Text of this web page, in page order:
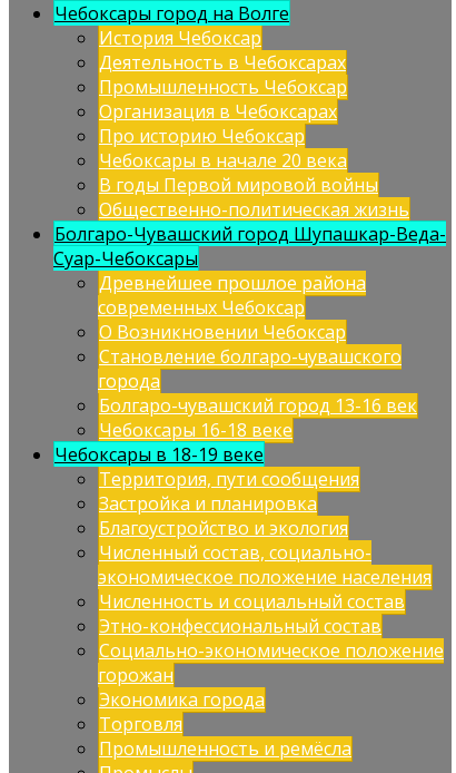
Чебоксары город на Волге
История Чебоксар
Деятельность в Чебоксарах
Промышленность Чебоксар
Организация в Чебоксарах
Про историю Чебоксар
Чебоксары в начале 20 века
В годы Первой мировой войны
Общественно-политическая жизнь
Болгаро-Чувашский город Шупашкар-Веда-
Суар-Чебоксары
Древнейшее прошлое района
современных Чебоксар
О Возникновении Чебоксар
Становление болгаро-чувашского
города
Болгаро-чувашский город 13-16 век
Чебоксары 16-18 веке
Чебоксары в 18-19 веке
Территория, пути сообщения
Застройка и планировка
Благоустройство и экология
Численный состав, социально-
экономическое положение населения
Численность и социальный состав
Этно-конфессиональный состав
Социально-экономическое положение
горожан
Экономика города
Торговля
Промышленность и ремёсла